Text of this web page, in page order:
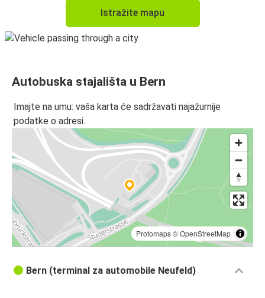
Istražite mapu
Autobuska stajališta u Bern
Imajte na umu: vaša karta će sadržavati najažurnije
podatke o adresi.
Protomaps©OpenStreetMap
Bern (terminal za automobile Neufeld)